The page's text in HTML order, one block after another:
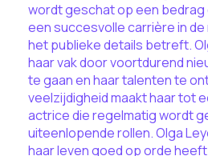
wordt geschat op een bedrag
een succesvolle carrière in de
het publieke details betreft.
haar vak door voortdurend
te gaan en haar talenten te
veelzijdigheid maakt haar tot
actrice die regelmatig wordt
uiteenlopende rollen. Olga
haar leven goed op orde